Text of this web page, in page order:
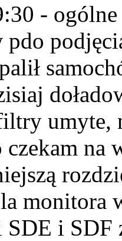
-
umyte,
czekam
monitora
SDE i SDF